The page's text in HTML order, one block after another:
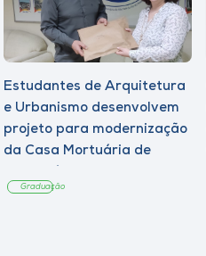
Estudantes de Arquitetura
e Urbanismo desenvolvem
projeto para modernização
da Casa Mortuária de
Graduação